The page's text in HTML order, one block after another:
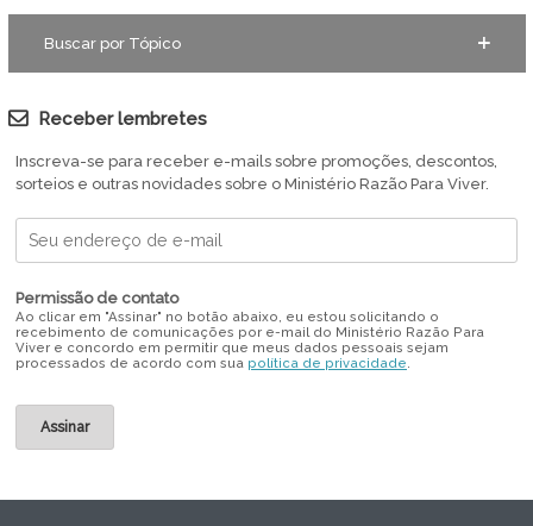
Buscar por Tópico
Receber lembretes
Inscreva-se para receber e-mails sobre promoções, descontos,
sorteios e outras novidades sobre o Ministério Razão Para Viver.
Permissão de contato
Ao clicar em "Assinar" no botão abaixo, eu estou solicitando o
recebimento de comunicações por e-mail do Ministério Razão Para
Viver e concordo em permitir que meus dados pessoais sejam
processados de acordo com sua política de privacidade.